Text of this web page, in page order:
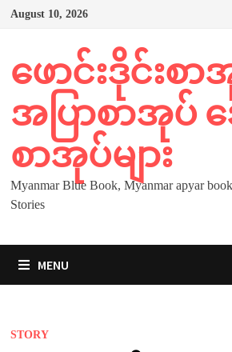
Skip
August 10, 2026
ဖောင်းဒိုင်းစ
အပြာစာအုပ်
စာအုပ်များ
Myanmar Blue Book, Myanmar apyar
Stories
MENU
STORY